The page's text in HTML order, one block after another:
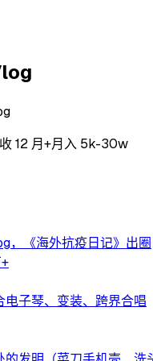
12 月+月入 5k-30w
，《海外抗疫日记》出圈
子琴、变装、跨界合唱